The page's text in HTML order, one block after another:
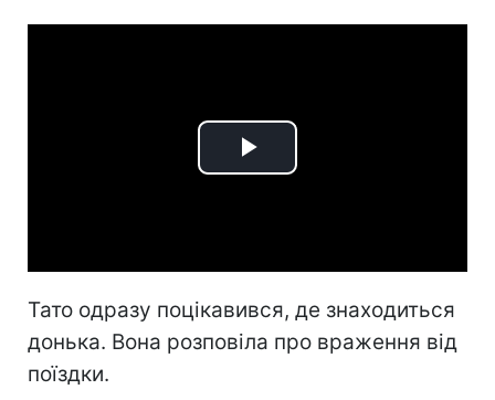
Play
Тато одразу поцікавився, де знаходиться
донька. Вона розповіла про враження від
поїздки.